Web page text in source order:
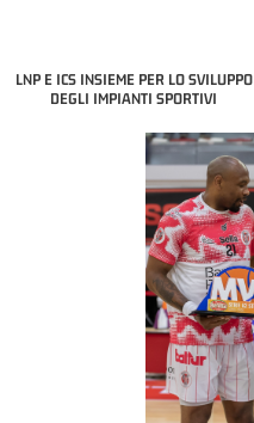
LNP E ICS INSIEME PER LO SVILUPPO
DEGLI IMPIANTI SPORTIVI